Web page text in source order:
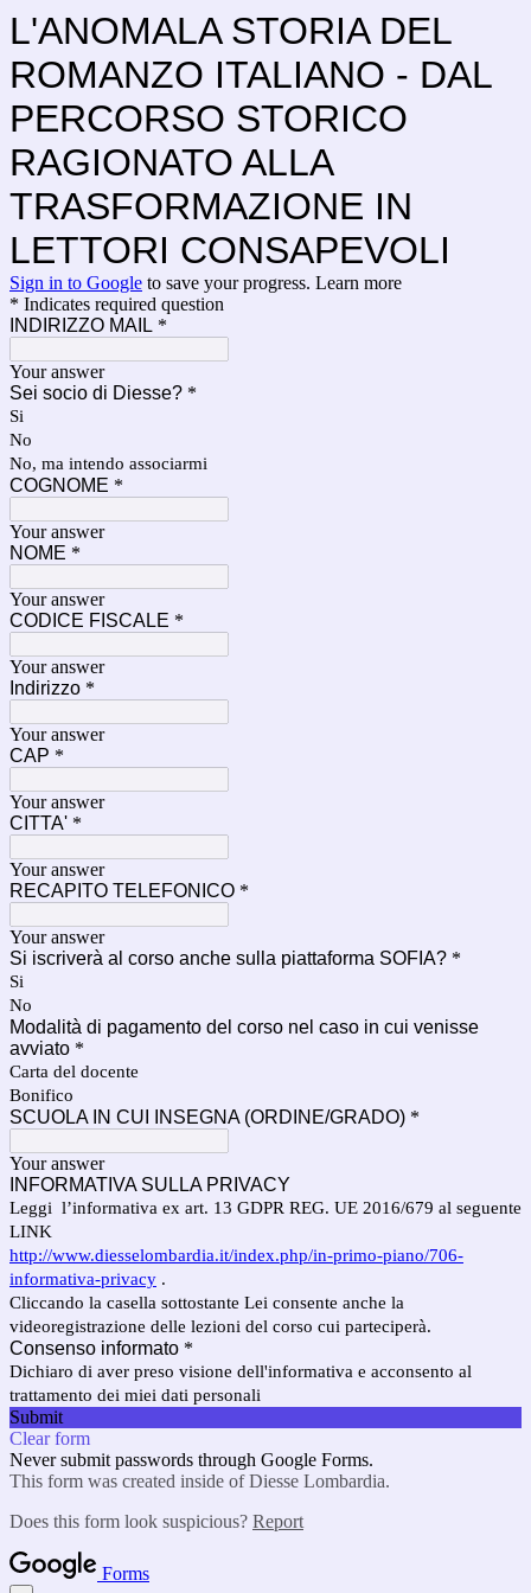
L'ANOMALA STORIA DEL
ROMANZO ITALIANO - DAL
PERCORSO STORICO
RAGIONATO ALLA
TRASFORMAZIONE IN
LETTORI CONSAPEVOLI
Sign in to Google to save your progress. Learn more
* Indicates required question
INDIRIZZO MAIL *
Your answer
Sei socio di Diesse? *
Si
No
No, ma intendo associarmi
COGNOME *
Your answer
NOME *
Your answer
CODICE FISCALE *
Your answer
Indirizzo *
Your answer
CAP *
Your answer
CITTA' *
Your answer
RECAPITO TELEFONICO *
Your answer
Si iscriverà al corso anche sulla piattaforma SOFIA? *
Si
No
Modalità di pagamento del corso nel caso in cui venisse
avviato *
Carta del docente
Bonifico
SCUOLA IN CUI INSEGNA (ORDINE/GRADO) *
Your answer
INFORMATIVA SULLA PRIVACY
Leggi l’informativa ex art. 13 GDPR REG. UE 2016/679 al seguente
LINK
http://www.diesselombardia.it/index.php/in-primo-piano/706-
informativa-privacy .
Cliccando la casella sottostante Lei consente anche la
videoregistrazione delle lezioni del corso cui parteciperà.
Consenso informato *
Dichiaro di aver preso visione dell'informativa e acconsento al
trattamento dei miei dati personali
Submit
Clear form
Never submit passwords through Google Forms.
This form was created inside of Diesse Lombardia.
Does this form look suspicious? Report
Forms